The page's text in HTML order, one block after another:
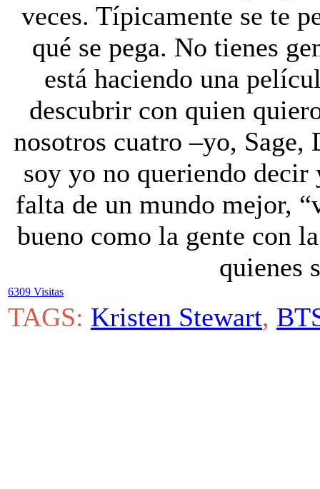
veces. Típicamente se te
qué se pega. No tienes
está haciendo una
descubrir con quien
nosotros cuatro –yo,
soy yo no queriendo
falta de un mundo mejor,
bueno como la gente con
quienes
6309 Visitas
TAGS: Kristen Stewart,